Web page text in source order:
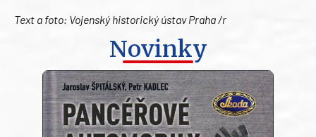
Text a foto: Vojenský historický ústav Praha /r
Novinky